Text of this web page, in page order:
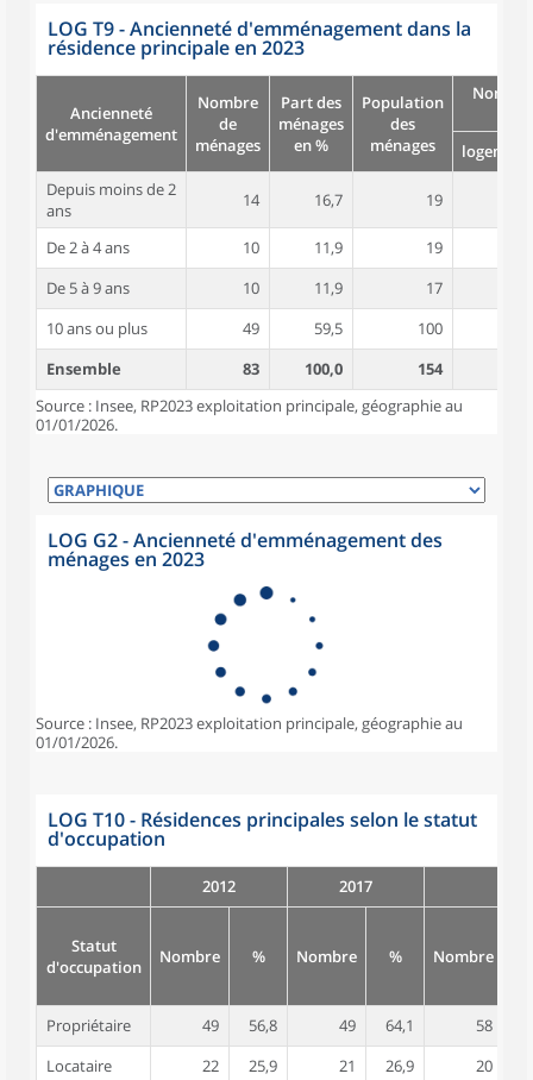
LOG T9 - Ancienneté d'emménagement dans la
résidence principale en 2023
Ancienneté
d'emménagement
Nombre
de
ménages
Part des
ménages
en %
Population
des
ménages
logement
Depuis moins de 2
ans
14 16,7 19
De 2 à 4 ans 10 11,9 19
De 5 à 9 ans
10 11,9 17
10 ans ou plus
49 59,5 100
Ensemble
83 100,0 154
Source : Insee, RP2023 exploitation principale, géographie au
01/01/2026.
LOG G2 - Ancienneté d'emménagement des
ménages en 2023
Source : Insee, RP2023 exploitation principale, géographie au
01/01/2026.
LOG T10 - Résidences principales selon le statut
d'occupation
2012 2017
Statut
d'occupation
Nombre % Nombre % Nombre
Propriétaire 49 56,8 49 64,1 58
Locataire
22 25,9 21 26,9 20